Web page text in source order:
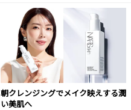
朝クレンジングでメイク映えする潤
い美肌へ